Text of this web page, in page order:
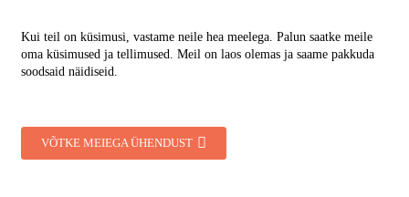
Kui teil on küsimusi, vastame neile hea meelega. Palun saatke meile
oma küsimused ja tellimused. Meil ​​on laos olemas ja saame pakkuda
soodsaid näidiseid.
VÕTKE MEIEGA ÜHENDUST